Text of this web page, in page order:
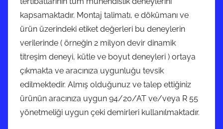
kapsamaktadır. Montaj talimatı, e dökümanı ve
ürün üzerindeki etiket değerleri bu deneylerin
verilerinde ( örneğin 2 milyon devir dinamik
titreşim deneyi, kütle ve boyut deneyleri ) ortaya
çıkmakta ve aracınıza uygunluğu tevsik
edilmektedir. Almış olduğunuz ve talep ettiğiniz
ürünün aracınıza uygun 94/20/AT ve/veya R 55
yönetmeliği uygun çeki demirleri kullanılmaktadır.